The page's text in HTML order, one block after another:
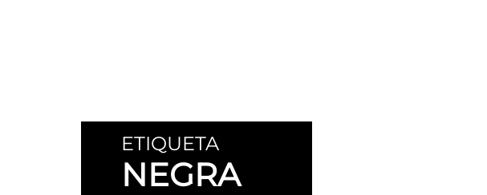
ETIQUETA
NEGRA